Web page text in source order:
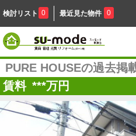
検討リスト 0 最近見た物件 0
PURE HOUSEの過去掲
賃料 ***万円